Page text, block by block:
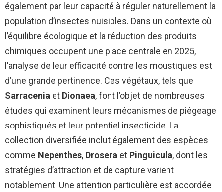
également par leur capacité à réguler naturellement la
population d’insectes nuisibles. Dans un contexte où
l’équilibre écologique et la réduction des produits
chimiques occupent une place centrale en 2025,
l’analyse de leur efficacité contre les moustiques est
d’une grande pertinence. Ces végétaux, tels que
Sarracenia et Dionaea, font l’objet de nombreuses
études qui examinent leurs mécanismes de piégeage
sophistiqués et leur potentiel insecticide. La
collection diversifiée inclut également des espèces
comme Nepenthes, Drosera et Pinguicula, dont les
stratégies d’attraction et de capture varient
notablement. Une attention particulière est accordée